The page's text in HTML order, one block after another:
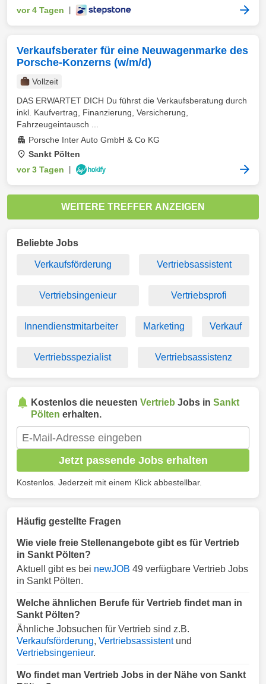
vor 4 Tagen
Verkaufsberater für eine Neuwagenmarke des
Porsche-Konzerns (w/m/d)
Vollzeit
DAS ERWARTET DICH Du führst die Verkaufsberatung durch
inkl. Kaufvertrag, Finanzierung, Versicherung,
Fahrzeugeintausch ...
Porsche Inter Auto GmbH & Co KG
Sankt Pölten
vor 3 Tagen
WEITERE TREFFER ANZEIGEN
Beliebte Jobs
Verkaufsförderung Vertriebsassistent
Vertriebsingenieur Vertriebsprofi
Innendienstmitarbeiter Marketing Verkauf
Vertriebsspezialist Vertriebsassistenz
Kostenlos die neuesten Vertrieb Jobs in Sankt
Pölten erhalten.
Jetzt passende Jobs erhalten
Kostenlos. Jederzeit mit einem Klick abbestellbar.
Häufig gestellte Fragen
Wie viele freie Stellenangebote gibt es für Vertrieb
in Sankt Pölten?
Aktuell gibt es bei newJOB 49 verfügbare Vertrieb Jobs
in Sankt Pölten.
Welche ähnlichen Berufe für Vertrieb findet man in
Sankt Pölten?
Ähnliche Jobsuchen für Vertrieb sind z.B.
Verkaufsförderung, Vertriebsassistentund
Vertriebsingenieur.
Wo findet man Vertrieb Jobs in der Nähe von Sankt